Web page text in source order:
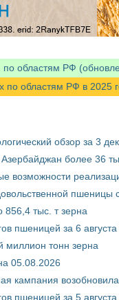
областям РФ
областям РФ в 2025
обзор за 3
более 36
возможности
856,4 тыс. т зерна
пшеницей за 6
миллион тонн зерна
05.08.2026
кампания
пшеницей за 5